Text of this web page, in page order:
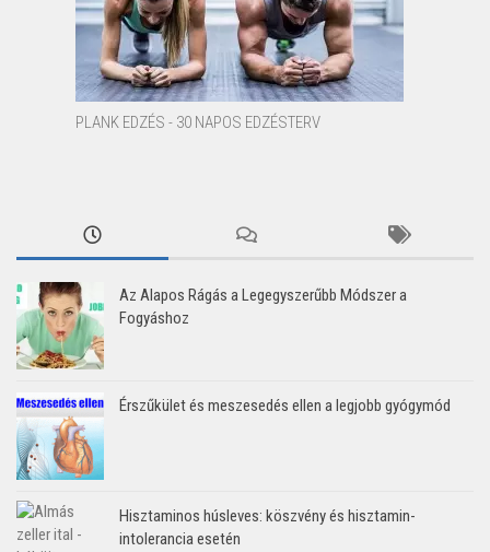
PLANK EDZÉS - 30 NAPOS EDZÉSTERV
Az Alapos Rágás a Legegyszerűbb Módszer a
Fogyáshoz
Érszűkület és meszesedés ellen a legjobb gyógymód
Hisztaminos húsleves: köszvény és hisztamin-
intolerancia esetén